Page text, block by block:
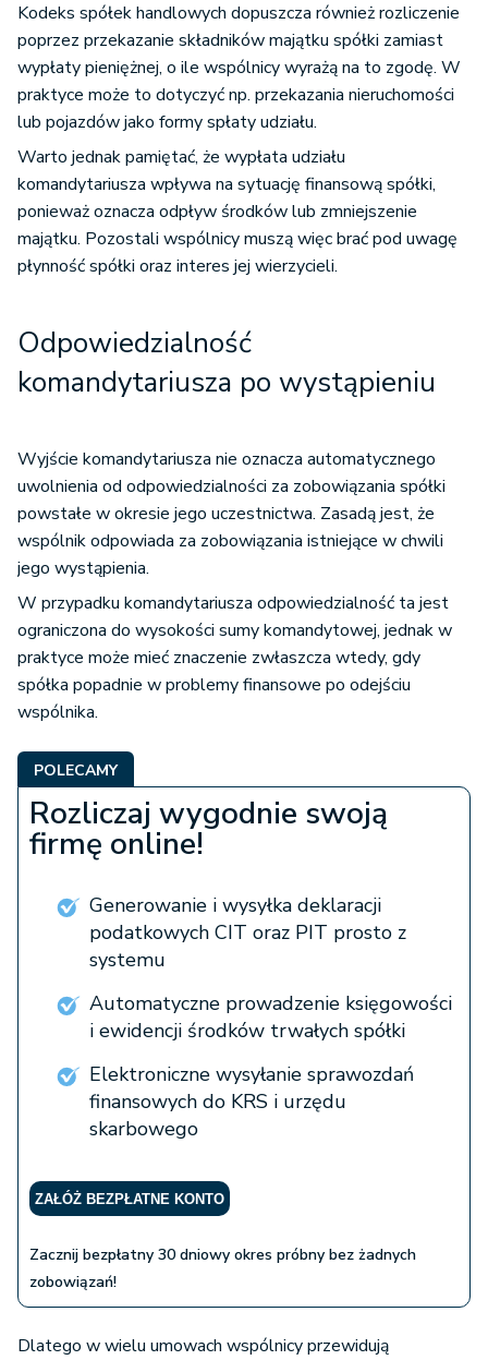
Kodeks spółek handlowych dopuszcza również rozliczenie
poprzez przekazanie składników majątku spółki zamiast
wypłaty pieniężnej, o ile wspólnicy wyrażą na to zgodę. W
praktyce może to dotyczyć np. przekazania nieruchomości
lub pojazdów jako formy spłaty udziału.
Warto jednak pamiętać, że wypłata udziału
komandytariusza wpływa na sytuację finansową spółki,
ponieważ oznacza odpływ środków lub zmniejszenie
majątku. Pozostali wspólnicy muszą więc brać pod uwagę
płynność spółki oraz interes jej wierzycieli.
Odpowiedzialność
komandytariusza po wystąpieniu
Wyjście komandytariusza nie oznacza automatycznego
uwolnienia od odpowiedzialności za zobowiązania spółki
powstałe w okresie jego uczestnictwa. Zasadą jest, że
wspólnik odpowiada za zobowiązania istniejące w chwili
jego wystąpienia.
W przypadku komandytariusza odpowiedzialność ta jest
ograniczona do wysokości sumy komandytowej, jednak w
praktyce może mieć znaczenie zwłaszcza wtedy, gdy
spółka popadnie w problemy finansowe po odejściu
wspólnika.
POLECAMY
Rozliczaj wygodnie swoją
firmę online!
Generowanie i wysyłka deklaracji
podatkowych CIT oraz PIT prosto z
systemu
Automatyczne prowadzenie księgowości
i ewidencji środków trwałych spółki
Elektroniczne wysyłanie sprawozdań
finansowych do KRS i urzędu
skarbowego
ZAŁÓŻ BEZPŁATNE KONTO
Zacznij bezpłatny 30 dniowy okres próbny bez żadnych
zobowiązań!
Dlatego w wielu umowach wspólnicy przewidują